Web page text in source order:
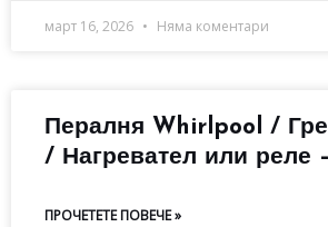
март 16, 2026 Няма коментари
Пералня Whirlpool /
/ Нагревател или реле
ПРОЧЕТЕТЕ ПОВЕЧЕ »